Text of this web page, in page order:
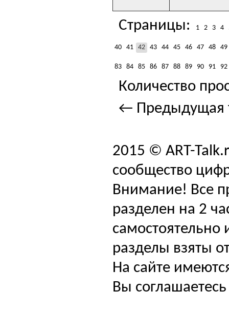
Страницы: 1 2 3 4
40 41 42 43 44 45 46 47 48 49
83 84 85 86 87 88 89 90 91 92
Количество
← Предыдущая
2015 © ART-
сообщество
Внимание! Все
разделен на 2
самостоятельно
разделы взяты
На сайте
Вы